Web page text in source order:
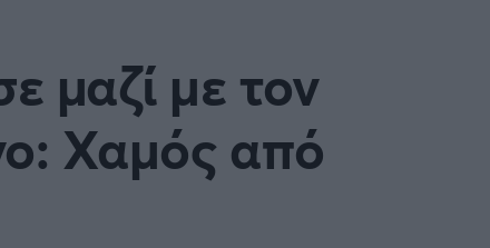
μαζί με τον
Χαμός από